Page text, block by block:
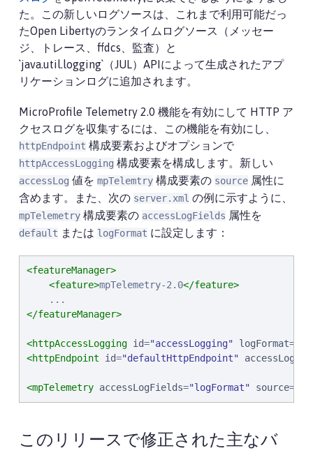
た。この新しいログソースは、これまで利用可能だっ
たOpen Libertyのランタイムログソース（メッセー
ジ、トレース、ffdcs、監査）と
`java.util.logging`（JUL）APIによって生成されたアプ
リケーションログに追加されます。
MicroProfile Telemetry 2.0 機能を有効にして HTTP ア
クセスログを収集するには、この機能を有効にし、
httpEndpoint 構成要素およびオプションで
httpAccessLogging 構成要素を構成します。新しい
accessLog 値を mpTelemtry 構成要素の source 属性に
含めます。また、次の server.xml の例に示すように、
mpTelemetry 構成要素の accessLogFields 属性を
default または logFormat に設定します：
<featureManager>
<feature>mpTelemetry-2.0</feature>
</featureManager>
<httpAccessLogging id="accessLogging" logFormat=
<httpEndpoint
id="defaultHttpEndpoint"
<mpTelemetry accessLogFields="logFormat" source=
このリリースで修正された主なバ